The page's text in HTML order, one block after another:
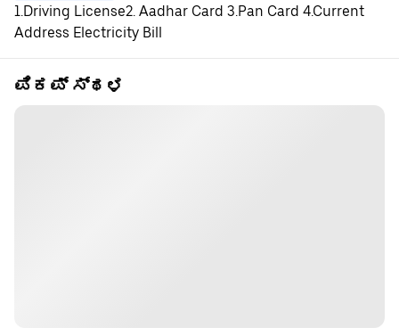
1.Driving License2. Aadhar Card 3.Pan Card 4.Current
Address Electricity Bill
ಪಿಕಪ್ ಸ್ಥಳ